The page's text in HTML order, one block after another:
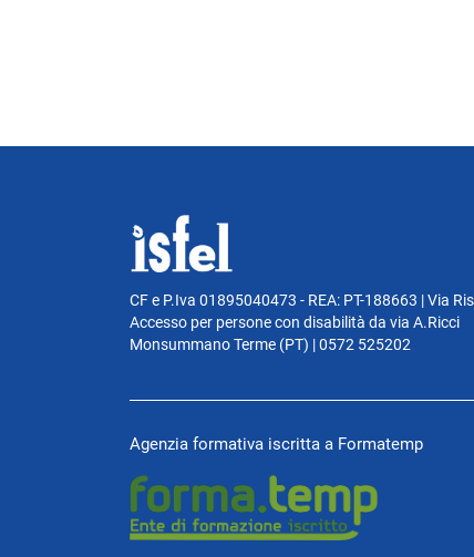
CF e P.Iva 01895040473 - REA: PT-188663 | Via
Accesso per persone con disabilità da via A.Ricci
Monsummano Terme (PT) | 0572 525202
Agenzia formativa iscritta a Formatemp